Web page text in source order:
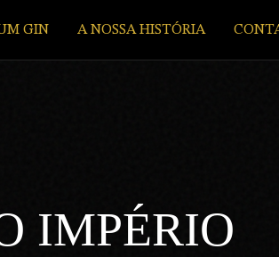
GIN A NOSSA HISTÓRIA
IMPÉRIO